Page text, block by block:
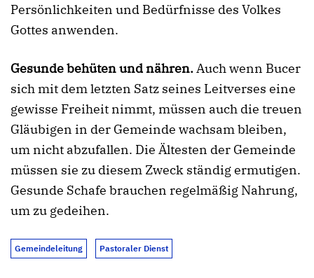
Persönlichkeiten und Bedürfnisse des Volkes
Gottes anwenden.
Gesunde behüten und nähren.Auch wenn Bucer
sich mit dem letzten Satz seines Leitverses eine
gewisse Freiheit nimmt, müssen auch die treuen
Gläubigen in der Gemeinde wachsam bleiben,
um nicht abzufallen. Die Ältesten der Gemeinde
müssen sie zu diesem Zweck ständig ermutigen.
Gesunde Schafe brauchen regelmäßig Nahrung,
um zu gedeihen.
Gemeindeleitung Pastoraler Dienst